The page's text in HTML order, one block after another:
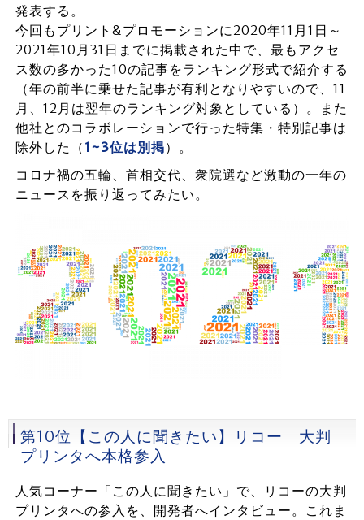
発表する。
今回もプリント&プロモーションに2020年11月1日～
2021年10月31日までに掲載された中で、最もアクセ
ス数の多かった10の記事をランキング形式で紹介する
（年の前半に乗せた記事が有利となりやすいので、11
月、12月は翌年のランキング対象としている）。また
他社とのコラボレーションで行った特集・特別記事は
除外した（ 1~3位は別掲）。
コロナ禍の五輪、首相交代、衆院選など激動の一年の
ニュースを振り返ってみたい。
第10位【この人に聞きたい】リコー 大判
プリンタへ本格参入
人気コーナー「この人に聞きたい」で、リコーの大判
プリンタへの参入を、開発者へインタビュー。これま